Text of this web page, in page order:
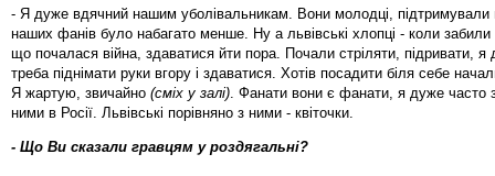
- Я дуже вдячний нашим уболівальникам. Вони молодці, підтримували
наших фанів було набагато менше. Ну а львівські хлопці - коли
що почалася війна, здаватися йти пора. Почали стріляти, підривати,
треба піднімати руки вгору і здаватися. Хотів посадити біля себе
Я жартую, звичайно (сміх у залі) . Фанати вони є фанати, я дуже часто
ними в Росії. Львівські порівняно з ними - квіточки.
- Що Ви сказали гравцям у роздягальні?